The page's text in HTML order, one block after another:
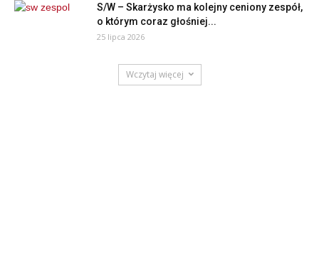
S/W – Skarżysko ma kolejny ceniony zespół,
o którym coraz głośniej...
25 lipca 2026
Wczytaj więcej